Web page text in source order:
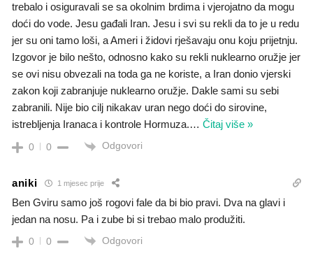
trebalo i osiguravali se sa okolnim brdima i vjerojatno da mogu
doći do vode. Jesu gađali Iran. Jesu i svi su rekli da to je u redu
jer su oni tamo loši, a Ameri i židovi rješavaju onu koju prijetnju.
Izgovor je bilo nešto, odnosno kako su rekli nuklearno oružje jer
se ovi nisu obvezali na toda ga ne koriste, a Iran donio vjerski
zakon koji zabranjuje nuklearno oružje. Dakle sami su sebi
zabranili. Nije bio cilj nikakav uran nego doći do sirovine,
istrebljenja Iranaca i kontrole Hormuza.… Čitaj više »
0 0 Odgovori
aniki 1 mjesec prije
Ben Gviru samo još rogovi fale da bi bio pravi. Dva na glavi i
jedan na nosu. Pa i zube bi si trebao malo produžiti.
0 0 Odgovori